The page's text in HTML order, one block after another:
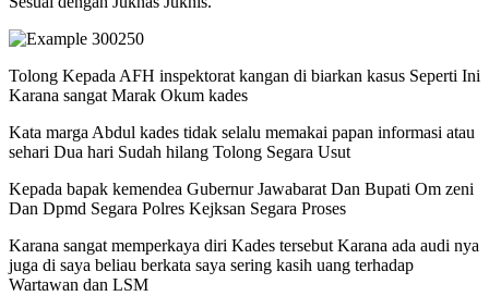
Tolong Kepada AFH inspektorat kangan di biarkan kasus Seperti Ini
Karana sangat Marak Okum kades
Kata marga Abdul kades tidak selalu memakai papan informasi atau
sehari Dua hari Sudah hilang Tolong Segara Usut
Kepada bapak kemendea Gubernur Jawabarat Dan Bupati Om zeni
Dan Dpmd Segara Polres Kejksan Segara Proses
Karana sangat memperkaya diri Kades tersebut Karana ada audi nya
juga di saya beliau berkata saya sering kasih uang terhadap
Wartawan dan LSM